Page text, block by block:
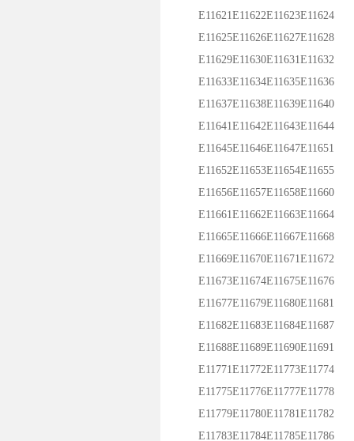
E11621E11622E11623E11624
E11625E11626E11627E11628
E11629E11630E11631E11632
E11633E11634E11635E11636
E11637E11638E11639E11640
E11641E11642E11643E11644
E11645E11646E11647E11651
E11652E11653E11654E11655
E11656E11657E11658E11660
E11661E11662E11663E11664
E11665E11666E11667E11668
E11669E11670E11671E11672
E11673E11674E11675E11676
E11677E11679E11680E11681
E11682E11683E11684E11687
E11688E11689E11690E11691
E11771E11772E11773E11774
E11775E11776E11777E11778
E11779E11780E11781E11782
E11783E11784E11785E11786